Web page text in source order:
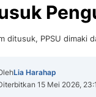
ditusuk, PPSU dimaki
Lia Harahap
15 Mei 2026,